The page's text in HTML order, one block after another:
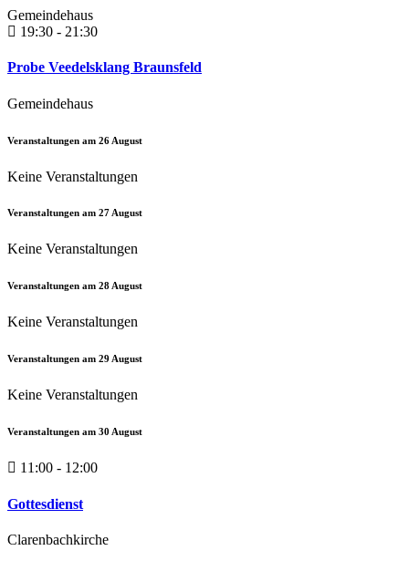
Gemeindehaus
19:30 - 21:30
Probe Veedelsklang Braunsfeld
Gemeindehaus
Veranstaltungen am 26 August
Keine Veranstaltungen
Veranstaltungen am 27August
Keine Veranstaltungen
Veranstaltungen am 28August
Keine Veranstaltungen
Veranstaltungen am 29 August
Keine Veranstaltungen
Veranstaltungen am 30 August
11:00 - 12:00
Gottesdienst
Clarenbachkirche